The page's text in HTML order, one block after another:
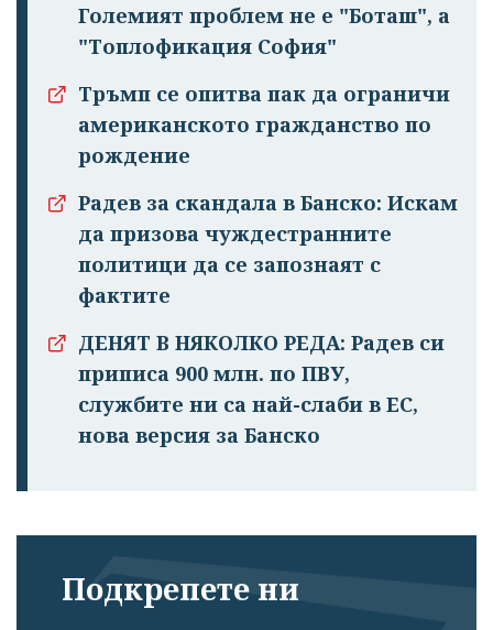
Големият проблем не е "Боташ", а
"Топлофикация София"
Тръмп се опитва пак да ограничи
американското гражданство по
рождение
Радев за скандала в Банско: Искам
да призова чуждестранните
политици да се запознаят с
фактите
ДЕНЯТ В НЯКОЛКО РЕДА: Радев си
приписа 900 млн. по ПВУ,
службите ни са най-слаби в ЕС,
нова версия за Банско
Подкрепете ни